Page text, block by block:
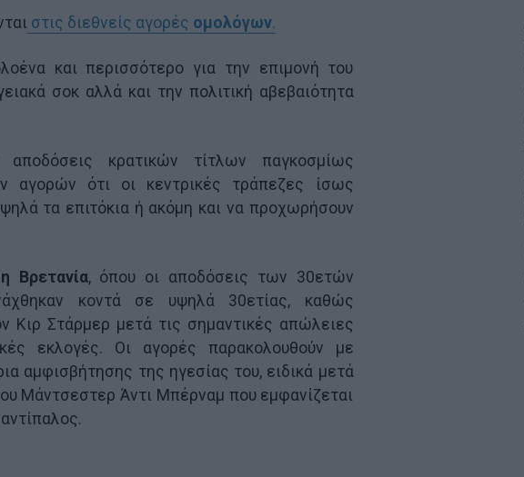
στις διεθνείς αγορές ομολόγων.
και περισσότερο για την επιμονή του
σοκ αλλά και την πολιτική αβεβαιότητα
κρατικών τίτλων παγκοσμίως
αγορών ότι οι κεντρικές τράπεζες ίσως
τα επιτόκια ή ακόμη και να προχωρήσουν
Βρετανία, όπου οι αποδόσεις των 30ετών
κοντά σε υψηλά 30ετίας, καθώς
Κιρ Στάρμερ μετά τις σημαντικές απώλειες
εκλογές. Οι αγορές παρακολουθούν με
αμφισβήτησης της ηγεσίας του, ειδικά μετά
Μάντσεστερ Άντι Μπέρναμ που εμφανίζεται